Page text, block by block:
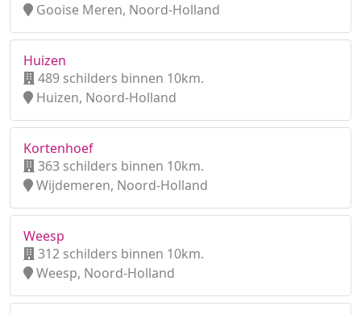
Gooise Meren, Noord-Holland
Huizen
489 schilders binnen 10km.
Huizen, Noord-Holland
Kortenhoef
363 schilders binnen 10km.
Wijdemeren, Noord-Holland
Weesp
312 schilders binnen 10km.
Weesp, Noord-Holland